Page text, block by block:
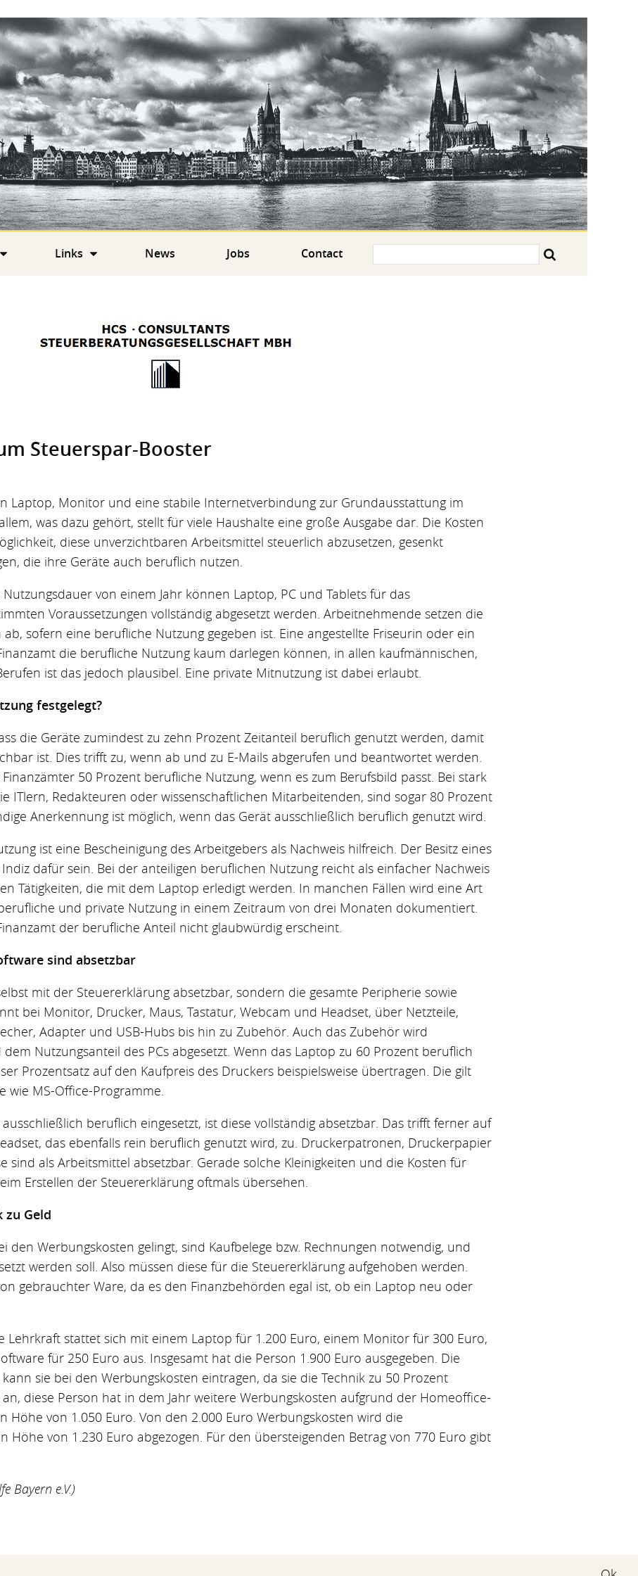
Links News Jobs Contact
Steuerspar-Booster
Laptop, Monitor und eine stabile Internetverbindung zur Grundausstattung im
was dazu gehört, stellt für viele Haushalte eine große Ausgabe dar. Die Kosten
diese unverzichtbaren Arbeitsmittel steuerlich abzusetzen, gesenkt
die ihre Geräte auch beruflich nutzen.
von einem Jahr können Laptop, PC und Tablets für das
Voraussetzungen vollständig abgesetzt werden. Arbeitnehmende setzen die
sofern eine berufliche Nutzung gegeben ist. Eine angestellte Friseurin oder ein
die berufliche Nutzung kaum darlegen können, in allen kaufmännischen,
ist das jedoch plausibel. Eine private Mitnutzung ist dabei erlaubt.
festgelegt?
die Geräte zumindest zu zehn Prozent Zeitanteil beruflich genutzt werden, damit
ist. Dies trifft zu, wenn ab und zu E-Mails abgerufen und beantwortet werden.
50 Prozent berufliche Nutzung, wenn es zum Berufsbild passt. Bei stark
ITlern, Redakteuren oder wissenschaftlichen Mitarbeitenden, sind sogar 80 Prozent
Anerkennung ist möglich, wenn das Gerät ausschließlich beruflich genutzt wird.
ist eine Bescheinigung des Arbeitgebers als Nachweis hilfreich. Der Besitz eines
dafür sein. Bei der anteiligen beruflichen Nutzung reicht als einfacher Nachweis
Tätigkeiten, die mit dem Laptop erledigt werden. In manchen Fällen wird eine Art
und private Nutzung in einem Zeitraum von drei Monaten dokumentiert.
der berufliche Anteil nicht glaubwürdig erscheint.
sind absetzbar
mit der Steuererklärung absetzbar, sondern die gesamte Peripherie sowie
bei Monitor, Drucker, Maus, Tastatur, Webcam und Headset, über Netzteile,
Adapter und USB-Hubs bis hin zu Zubehör. Auch das Zubehör wird
Nutzungsanteil des PCs abgesetzt. Wenn das Laptop zu 60 Prozent beruflich
Prozentsatz auf den Kaufpreis des Druckers beispielsweise übertragen. Die gilt
wie MS-Office-Programme.
beruflich eingesetzt, ist diese vollständig absetzbar. Das trifft ferner auf
das ebenfalls rein beruflich genutzt wird, zu. Druckerpatronen, Druckerpapier
sind als Arbeitsmittel absetzbar. Gerade solche Kleinigkeiten und die Kosten für
Erstellen der Steuererklärung oftmals übersehen.
zu Geld
den Werbungskosten gelingt, sind Kaufbelege bzw. Rechnungen notwendig, und
werden soll. Also müssen diese für die Steuererklärung aufgehoben werden.
gebrauchter Ware, da es den Finanzbehörden egal ist, ob ein Laptop neu oder
Lehrkraft stattet sich mit einem Laptop für 1.200 Euro, einem Monitor für 300 Euro,
für 250 Euro aus. Insgesamt hat die Person 1.900 Euro ausgegeben. Die
sie bei den Werbungskosten eintragen, da sie die Technik zu 50 Prozent
diese Person hat in dem Jahr weitere Werbungskosten aufgrund der Homeoffice-
Höhe von 1.050 Euro. Von den 2.000 Euro Werbungskosten wird die
Höhe von 1.230 Euro abgezogen. Für den übersteigenden Betrag von 770 Euro gibt
Bayern e.V.)